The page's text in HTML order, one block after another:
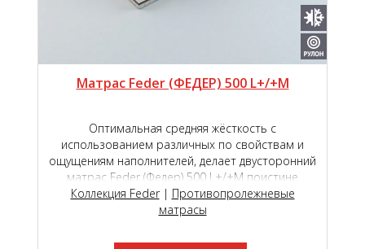
Матрас Feder (ФЕДЕР) 500 L+/+M
Оптимальная средняя жёсткость с
использованием различных по свойствам и
ощущениям наполнителей, делает двусторонний
матрас Feder (Федер) 500 L+/+М поистине
универсальной моделью, которая подойдёт как
молодым, так и пожилым людям.
Коллекция Feder| Противопролежневые
матрасы